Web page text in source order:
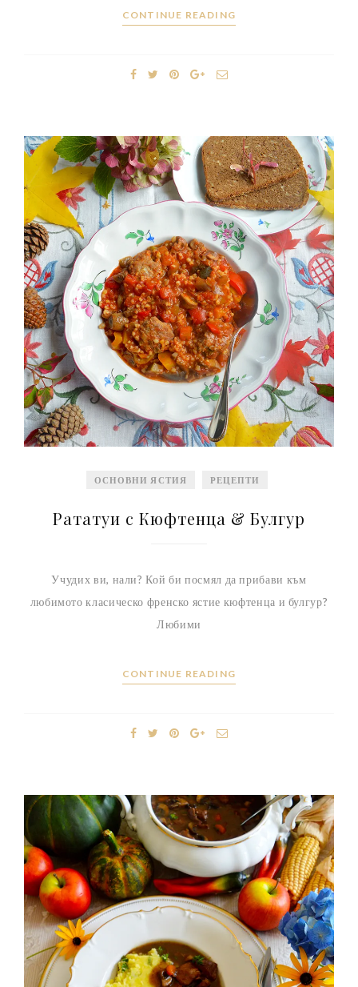
CONTINUE READING
ОСНОВНИ ЯСТИЯ РЕЦЕПТИ
Рататуи с Кюфтенца & Булгур
Учудих ви, нали? Кой би посмял да прибави към
любимото класическо френско ястие кюфтенца и булгур?
Любими
CONTINUE READING